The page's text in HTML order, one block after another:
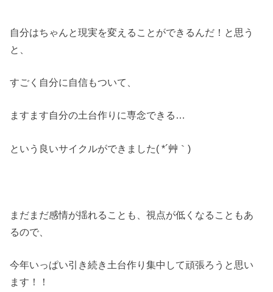
自分はちゃんと現実を変えることができるんだ！と思う
と、
すごく自分に自信もついて、
ますます自分の土台作りに専念できる…
という良いサイクルができました( *´艸｀)
まだまだ感情が揺れることも、視点が低くなることもあ
るので、
今年いっぱい引き続き土台作り集中して頑張ろうと思い
ます！！